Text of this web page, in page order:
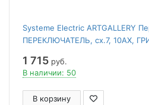
Systeme Electric ARTGALLERY
ПЕРЕКЛЮЧАТЕЛЬ, сх.7, 10АХ,
1 715 руб.
В наличии: 50
В корзину